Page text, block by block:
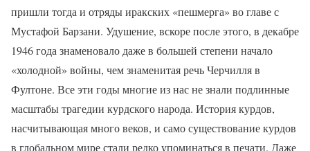
пришли тогда и отряды иракских «пешмерга» во главе с
Мустафой Барзани. Удушение, вскоре после этого, в декабре
1946 года знаменовало даже в большей степени начало
«холодной» войны, чем знаменитая речь Черчилля в
Фултоне. Все эти годы многие из нас не знали подлинные
масштабы трагедии курдского народа. История курдов,
насчитывающая много веков, и само существование курдов
в глобальном мире стали редко упоминаться в печати. Даже